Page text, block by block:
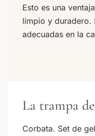
Esto es una
limpio y duradero.
adecuadas en la
La trampa
Corbata. Set de